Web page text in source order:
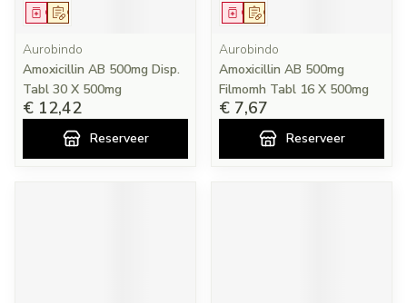
Op voorschrift
Geneesmiddel
Aurobindo
Amoxicillin AB 500mg Disp.
Tabl 30 X 500mg
€ 12,42
Reserveer
Op voorschrift
Geneesmiddel
Aurobindo
Amoxicillin AB 500mg
Filmomh Tabl 16 X 500mg
€ 7,67
Reserveer